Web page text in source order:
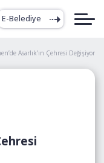
E-Belediye
Asarlık’ın Çehresi Değişiyor